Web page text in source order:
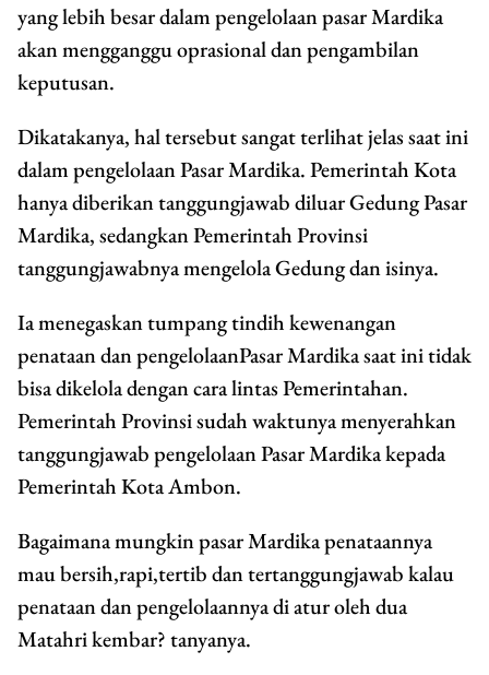
yang lebih besar dalam pengelolaan pasar Mardika
akan mengganggu oprasional dan pengambilan
keputusan.
Dikatakanya, hal tersebut sangat terlihat jelas saat ini
dalam pengelolaan Pasar Mardika. Pemerintah Kota
hanya diberikan tanggungjawab diluar Gedung Pasar
Mardika, sedangkan Pemerintah Provinsi
tanggungjawabnya mengelola Gedung dan isinya.
Ia menegaskan tumpang tindih kewenangan
penataan dan pengelolaanPasar Mardika saat ini tidak
bisa dikelola dengan cara lintas Pemerintahan.
Pemerintah Provinsi sudah waktunya menyerahkan
tanggungjawab pengelolaan Pasar Mardika kepada
Pemerintah Kota Ambon.
Bagaimana mungkin pasar Mardika penataannya
mau bersih,rapi,tertib dan tertanggungjawab kalau
penataan dan pengelolaannya di atur oleh dua
Matahri kembar? tanyanya.